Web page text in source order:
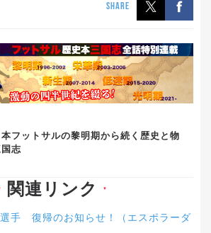
SHARE
本フットサルの黎明期から続く歴史と物
志
関連リンク ▼
手 復帰のお知らせ！（エスポラーダ